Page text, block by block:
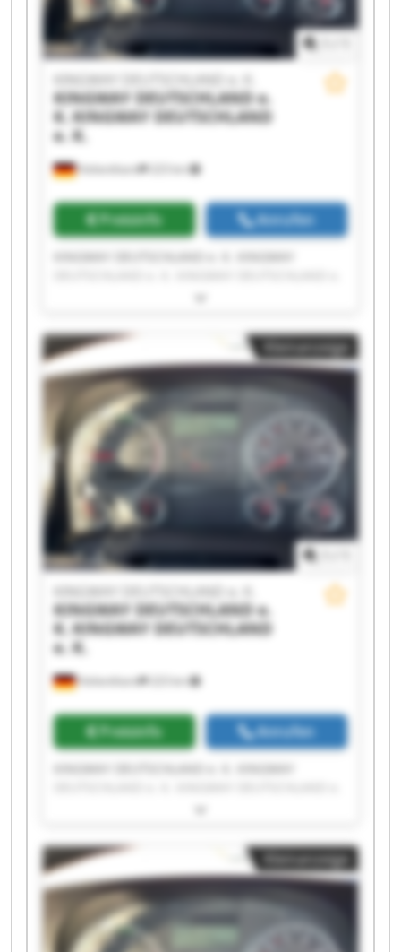
Hohenthann 223 km
KINGWAY DEUTSCHLAND e.
K. KINGWAY DEUTSCHLAND
e. K.
Preisinfo Anrufen
K. KINGWAY DEUTSCHLAND e. K. KINGWAY
K. KINGWAY DEUTSCHLAND e. K. KINGWAY
DEUTSCHLAND e. K. KINGWAY DEUTSCHLAND e.
K. KINGWAY DEUTSCHLAND e. K. KINGWAY
DEUTSCHLAND e. K. KINGWAY DEUTSCHLAND e.
K. KINGWAY DEUTSCHLAND e. K. KINGWAY
DEUTSCHLAND e. K. KINGWAY DEUTSCHLAND e.
K. KINGWAY DEUTSCHLAND e. K. KINGWAY
DEUTSCHLAND e. K. KINGWAY DEUTSCHLAND e.
K. KINGWAY DEUTSCHLAND e. K. KINGWAY
DEUTSCHLAND e. K.
Kleinanzeige
Hohenthann 223 km
KINGWAY DEUTSCHLAND e.
K. KINGWAY DEUTSCHLAND
e. K.
Preisinfo Anrufen
K. KINGWAY DEUTSCHLAND e. K. KINGWAY
K. KINGWAY DEUTSCHLAND e. K. KINGWAY
DEUTSCHLAND e. K. KINGWAY DEUTSCHLAND e.
K. KINGWAY DEUTSCHLAND e. K. KINGWAY
DEUTSCHLAND e. K. KINGWAY DEUTSCHLAND e.
K. KINGWAY DEUTSCHLAND e. K. KINGWAY
DEUTSCHLAND e. K. KINGWAY DEUTSCHLAND e.
Kleinanzeige